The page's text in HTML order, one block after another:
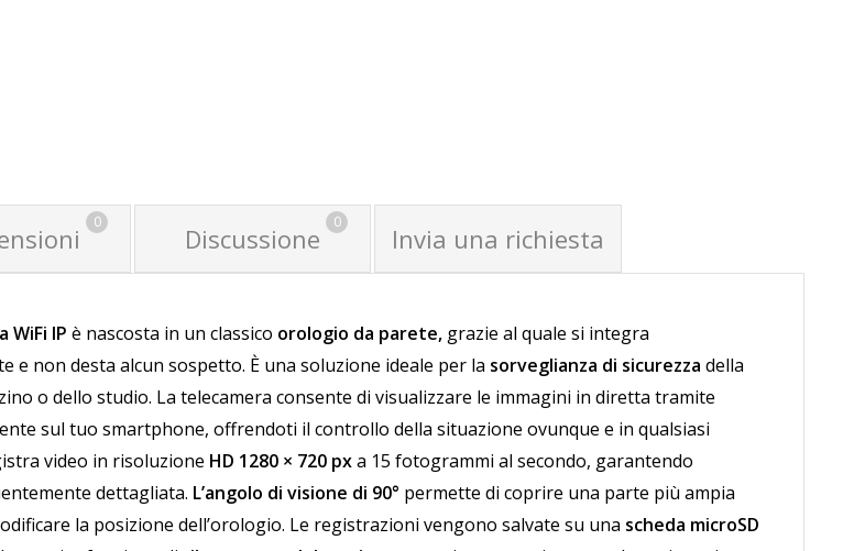
0
Discussione
0
Invia una richiesta
WiFi IP è nascosta in un classico orologio da parete, grazie al quale si integra
e non desta alcun sospetto. È una soluzione ideale per la sorveglianza di sicurezza della
o dello studio. La telecamera consente di visualizzare le immagini in diretta tramite
sul tuo smartphone, offrendoti il controllo della situazione ovunque e in qualsiasi
video in risoluzione HD 1280 × 720 pxa 15 fotogrammi al secondo, garantendo
dettagliata. L’angolo di visione di 90° permette di coprire una parte più ampia
la posizione dell’orologio. Le registrazioni vengono salvate su una scheda microSD